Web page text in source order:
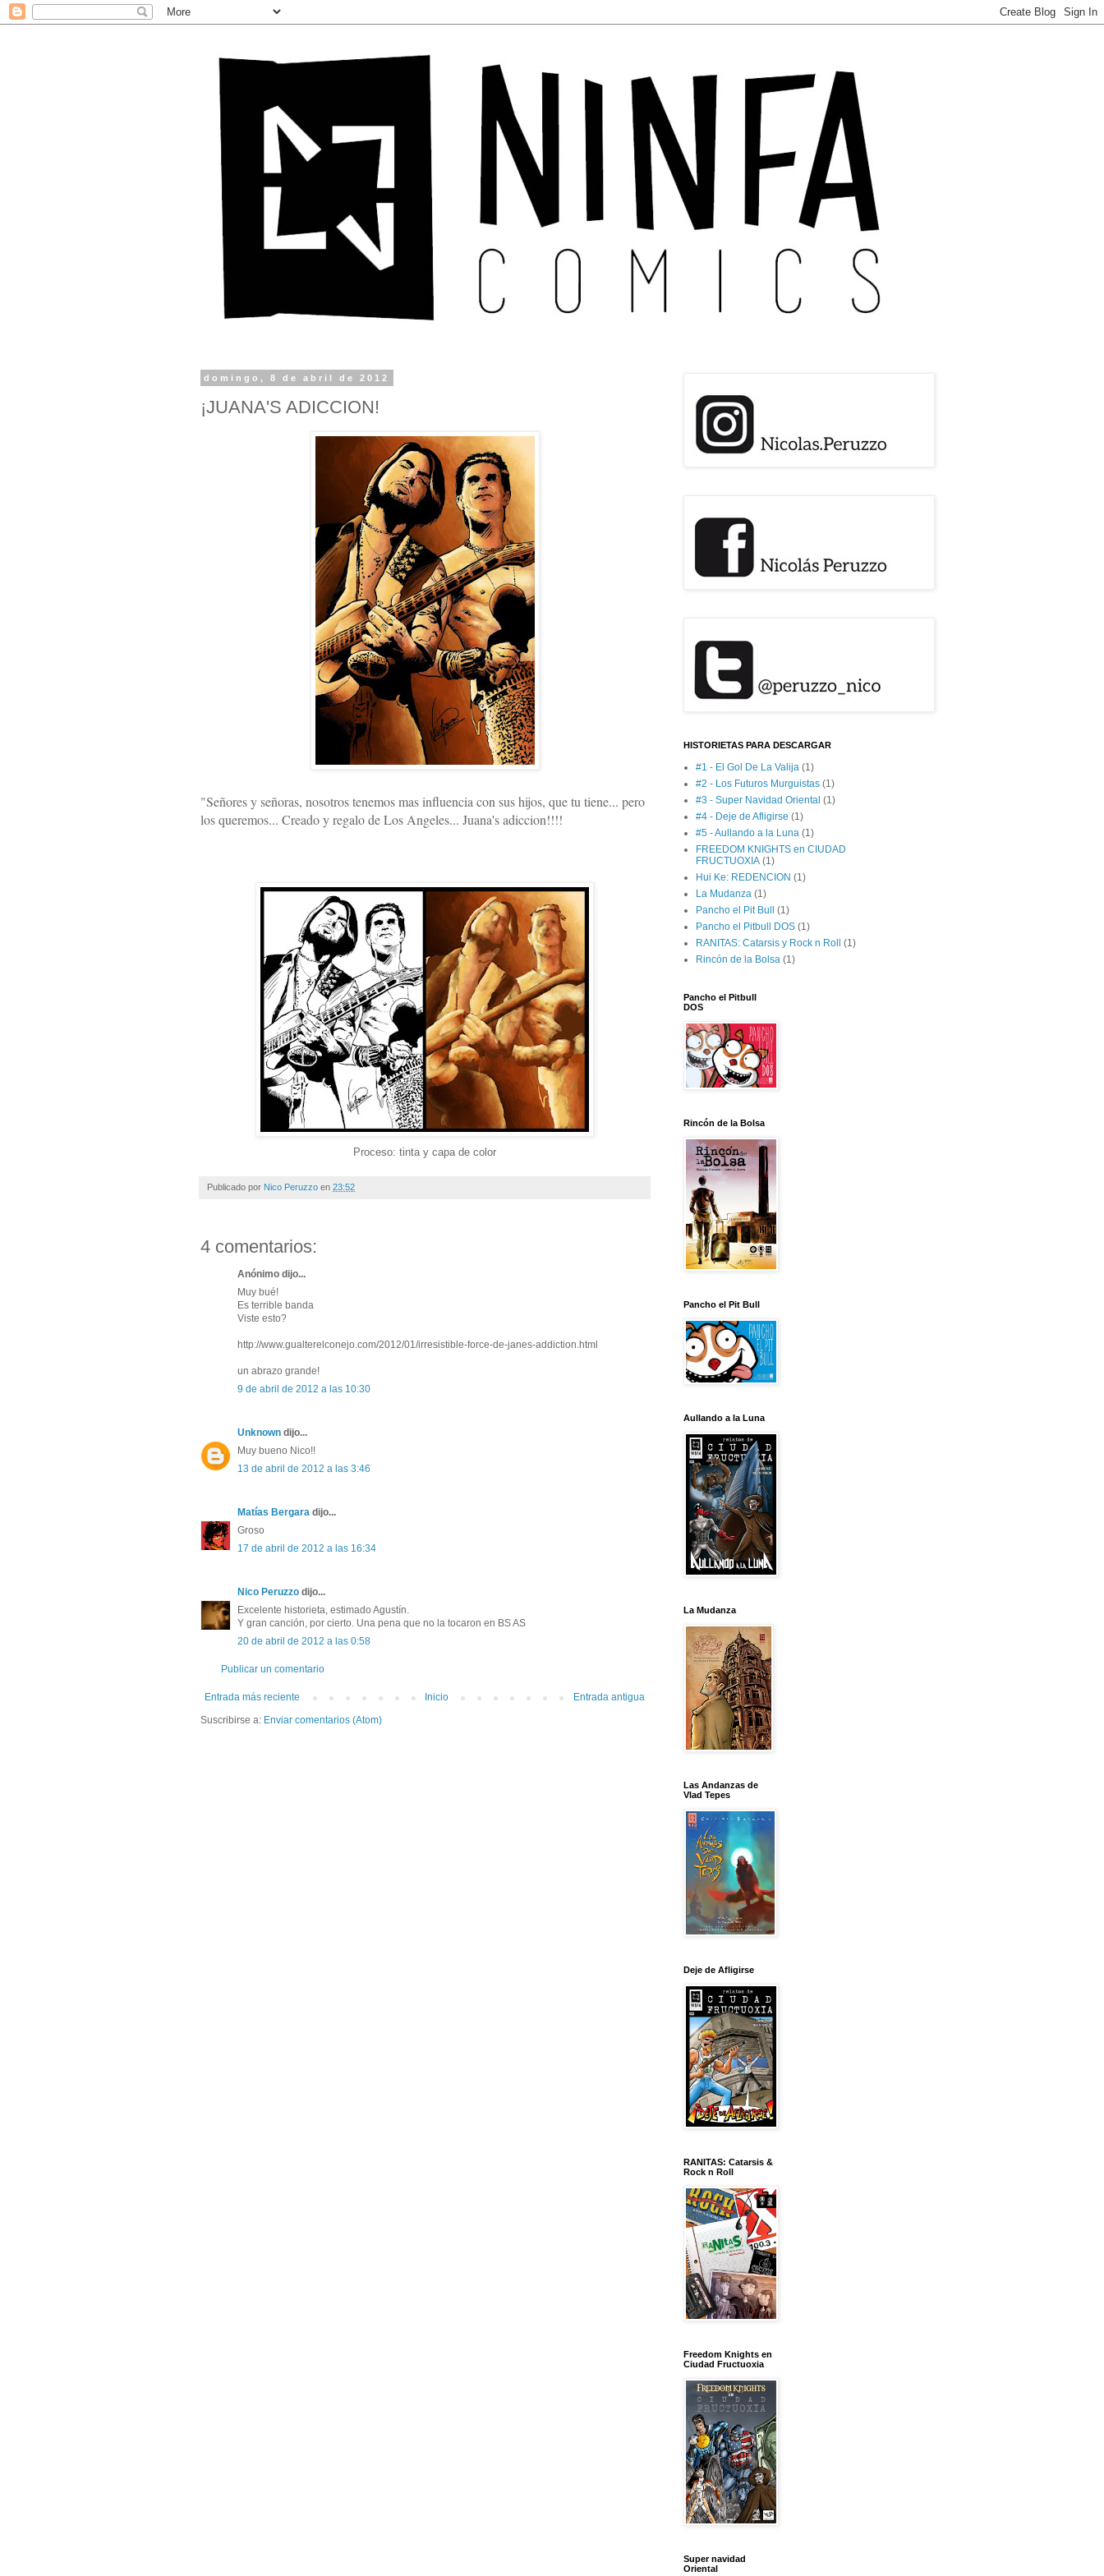
domingo, 8 de abril de 2012
¡JUANA'S ADICCION!
"Señores y señoras, nosotros tenemos mas influencia con sus hijos, que tu tiene... pero
los queremos... Creado y regalo de Los Angeles... Juana's adiccion!!!!
Proceso: tinta y capa de color
Publicado por Nico Peruzzo en 23:52
4 comentarios:
Anónimo dijo...
Muy bué!
Es terrible banda
Viste esto?
http://www.gualterelconejo.com/2012/01/irresistible-force-de-janes-addiction.html
un abrazo grande!
9 de abril de 2012 a las 10:30
Unknown dijo...
Muy bueno Nico!!
13 de abril de 2012 a las 3:46
Matías Bergara dijo...
Groso
17 de abril de 2012 a las 16:34
Nico Peruzzo dijo...
Excelente historieta, estimado Agustín.
Y gran canción, por cierto. Una pena que no la tocaron en BS AS
20 de abril de 2012 a las 0:58
Publicar un comentario
Entrada más reciente Entrada antigua
Inicio
Suscribirse a: Enviar comentarios (Atom)
HISTORIETAS PARA DESCARGAR
#1 - El Gol De La Valija (1)
#2 - Los Futuros Murguistas (1)
#3 - Super Navidad Oriental (1)
#4 - Deje de Afligirse (1)
#5 - Aullando a la Luna (1)
FREEDOM KNIGHTS en CIUDAD
FRUCTUOXIA (1)
Hui Ke: REDENCION (1)
La Mudanza (1)
Pancho el Pit Bull
(1)
Pancho el Pitbull DOS (1)
RANITAS: Catarsis y Rock n Roll
(1)
Rincón de la Bolsa (1)
Pancho el Pitbull
DOS
Rincón de la Bolsa
Pancho el Pit Bull
Aullando a la Luna
La Mudanza
Las Andanzas de
Vlad Tepes
Deje de Afligirse
RANITAS: Catarsis &
Rock n Roll
Freedom Knights en
Ciudad Fructuoxia
Super navidad
Oriental